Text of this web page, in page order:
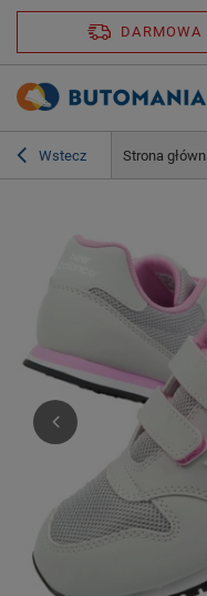
DARMOWA
Wstecz Strona